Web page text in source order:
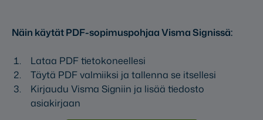
Näin käytät PDF-sopimuspohjaa Visma Signissä:
Lataa PDF tietokoneellesi
Täytä PDF valmiiksi ja tallenna se itsellesi
Kirjaudu Visma Signiin ja lisää tiedosto
asiakirjaan